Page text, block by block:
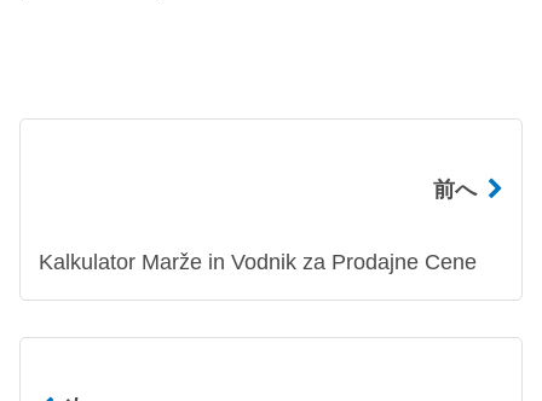
前へ
Kalkulator Marže in Vodnik za Prodajne Cene